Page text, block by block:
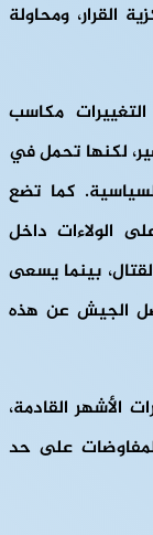
القرار، ومحاولة
مكاسب
لكنها تحمل في
كما تضع
الولاءات داخل
بينما يسعى
الجيش عن هذه
الأشهر القادمة،
على حد